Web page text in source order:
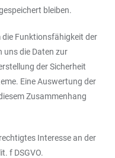
bleiben.
die Funktionsfähigkeit der
uns die Daten zur
der Sicherheit
Eine Auswertung der
Zusammenhang
Interesse an der
f DSGVO.